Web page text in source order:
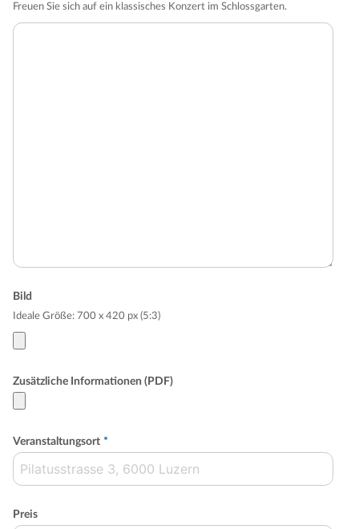
Freuen Sie sich auf ein klassisches Konzert im Schlossgarten.
Bild
Ideale Größe: 700 x 420 px (5:3)
Zusätzliche Informationen (PDF)
Veranstaltungsort *
Preis